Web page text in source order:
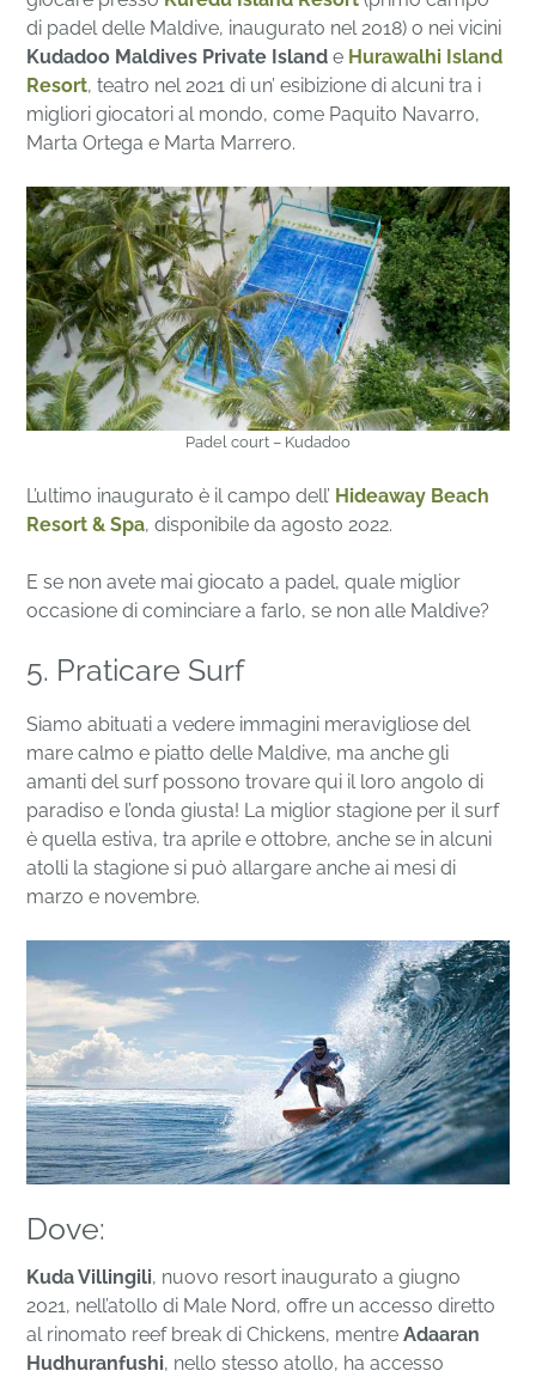
di padel delle Maldive, inaugurato nel 2018) o nei vicini
Kudadoo Maldives Private Island e Hurawalhi Island
Resort, teatro nel 2021 di un’ esibizione di alcuni tra i
migliori giocatori al mondo, come Paquito Navarro,
Marta Ortega e Marta Marrero.
Padel court – Kudadoo
L’ultimo inaugurato è il campo dell’ Hideaway Beach
Resort & Spa, disponibile da agosto 2022.
E se non avete mai giocato a padel, quale miglior
occasione di cominciare a farlo, se non alle Maldive?
5. Praticare Surf
Siamo abituati a vedere immagini meravigliose del
mare calmo e piatto delle Maldive, ma anche gli
amanti del surf possono trovare qui il loro angolo di
paradiso e l’onda giusta! La miglior stagione per il surf
è quella estiva, tra aprile e ottobre, anche se in alcuni
atolli la stagione si può allargare anche ai mesi di
marzo e novembre.
Dove:
Kuda Villingili, nuovo resort inaugurato a giugno
2021, nell’atollo di Male Nord, offre un accesso diretto
al rinomato reef break di Chickens, mentreAdaaran
Hudhuranfushi, nello stesso atollo, ha accesso